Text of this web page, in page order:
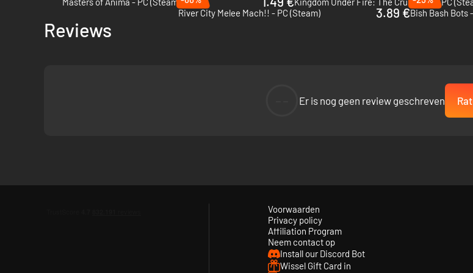
Jeetje, er zijn er zoveel dat ze je overal volgen, van het kaartscherm, door het dorp, tot aan de uiteinden van
grootste dromen zal verwezenlijken en je zal bedekken met hun groeiende liefde.
River City Melee Mach!! - PC (Steam)
3.89 €Bish Bash Bots
Reviews
Er is nog geen review geschreven
Voorwaarden
Privacy policy
Affiliation Program
Neem contact op
Install our Discord Bot
Wissel Gift Card in